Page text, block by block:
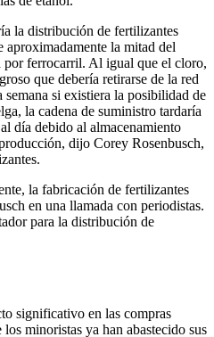
la distribución de fertilizantes
la mitad del
por ferrocarril. Al igual que el cloro,
que debería retirarse de la red
si existiera la posibilidad de
la cadena de suministro tardaría
día debido al almacenamiento
dijo Corey Rosenbusch,
la fabricación de fertilizantes
en una llamada con periodistas.
para la distribución de
significativo en las compras
minoristas ya han abastecido sus